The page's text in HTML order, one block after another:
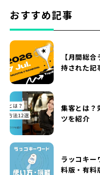
おすすめ記事
【月間総
持された記
集客とは？
ツを紹介
ラッコキー
料版・有料